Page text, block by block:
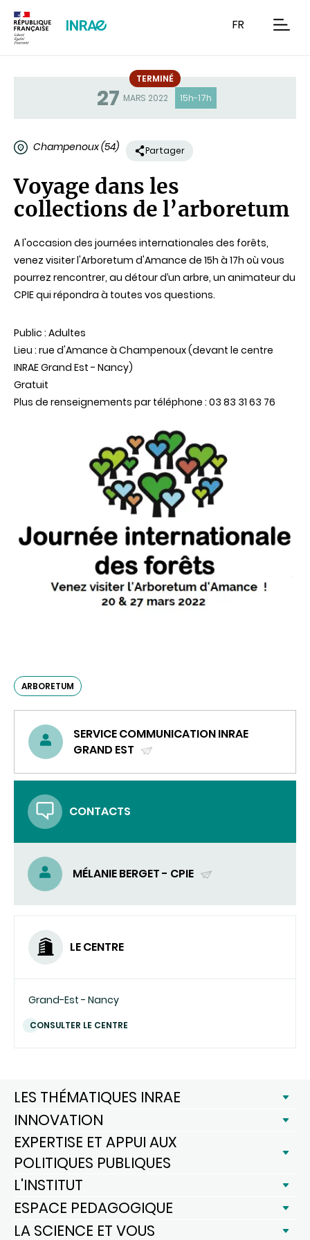
FR
27 MARS 2022 15h-17h
Statut
TERMINÉ
Champenoux (54) Partager
Voyage dans les
collections de l’arboretum
A l'occasion des journées internationales des forêts,
venez visiter l'Arboretum d'Amance de 15h à 17h où vous
pourrez rencontrer, au détour d’un arbre, un animateur du
CPIE qui répondra à toutes vos questions.
Public : Adultes
Lieu : rue d'Amance à Champenoux (devant le centre
INRAE Grand Est - Nancy)
Gratuit
Plus de renseignements par téléphone : 03 83 31 63 76
ARBORETUM
SERVICE COMMUNICATION INRAE
GRAND EST
UN
CONTACTS
MÉLANIE BERGET - CPIE
UN
COURRIEL)
LE CENTRE
Grand-Est - Nancy
CONSULTER LE CENTRE
LES THÉMATIQUES INRAE
INNOVATION
EXPERTISE ET APPUI AUX
POLITIQUES PUBLIQUES
L'INSTITUT
ESPACE PEDAGOGIQUE
LA SCIENCE ET VOUS